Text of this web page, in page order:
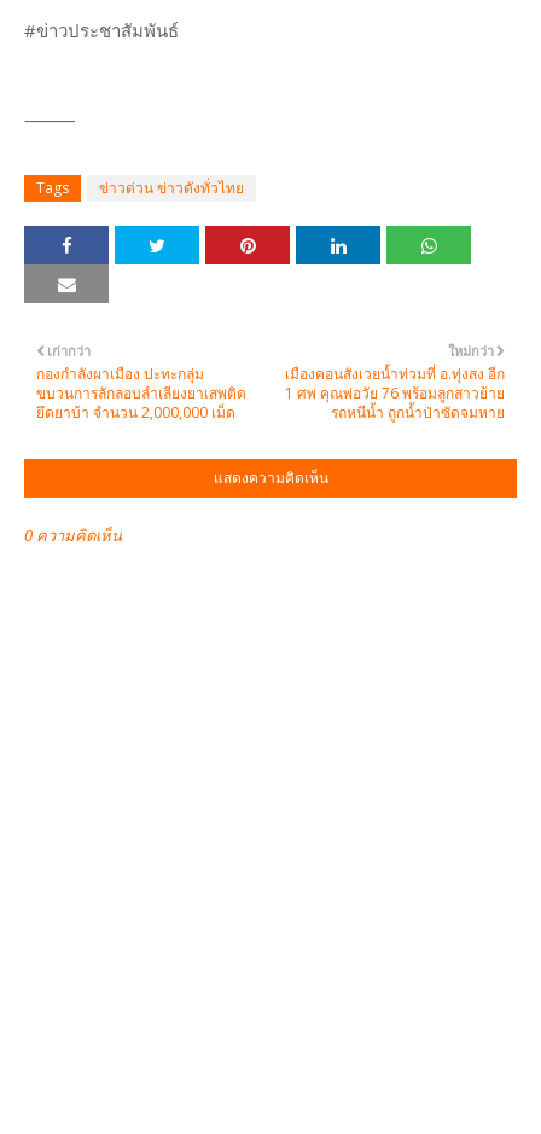
#ข่าวประชาสัมพันธ์
⸻
Tags ข่าวด่วน ข่าวดังทั่วไทย
ใหม่กว่า
เมืองคอนสังเวยน้ำท่วมที่ อ.ทุ่งสง อีก
1 ศพ คุณพ่อวัย 76 พร้อมลูกสาวย้าย
รถหนีน้ำ ถูกน้ำป่าซัดจมหาย
เก่ากว่า
กองกำลังผาเมือง ปะทะกลุ่ม
ขบวนการลักลอบลำเลียงยาเสพติด
ยึดยาบ้า จำนวน 2,000,000 เม็ด
แสดงความคิดเห็น
0 ความคิดเห็น